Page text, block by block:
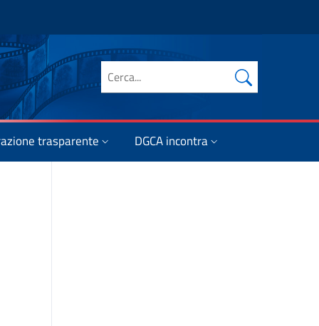
Cerca nel sito
trasparente DGCA incontra